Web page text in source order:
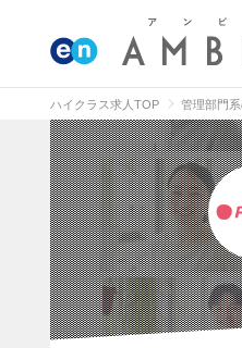
ハイクラス求人TOP 管理部門